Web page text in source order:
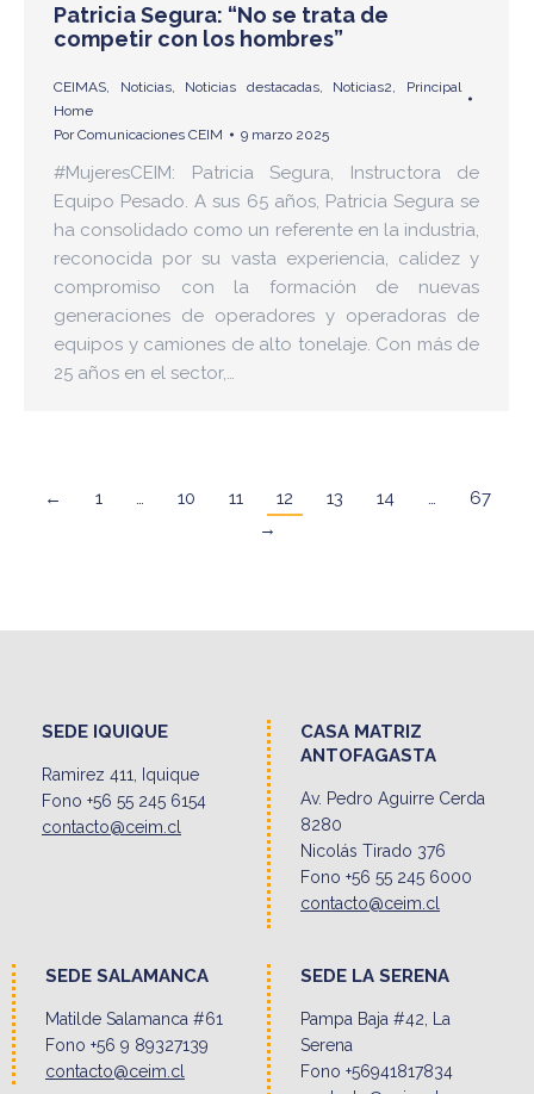
Patricia Segura: “No se trata de
competir con los hombres”
CEIMAS Noticias, Noticias destacadas, Noticias2
Principal
Home
PorComunicaciones CEIM 9 marzo 2025
#MujeresCEIM: Patricia Segura, Instructora de
Equipo Pesado. A sus 65 años, Patricia Segura se
ha consolidado como un referente en la industria,
reconocida por su vasta experiencia, calidez y
compromiso con la formación de nuevas
generaciones de operadores y operadoras de
equipos y camiones de alto tonelaje. Con más de
25 años en el sector,…
← 1 10 11 12 13 14
67
→
SEDE IQUIQUE
Ramirez 411, Iquique
Fono +56 55 245 6154
contacto@ceim.cl
CASA MATRIZ
ANTOFAGASTA
Av. Pedro Aguirre Cerda
8280
Nicolás Tirado 376
Fono +56 55 245 6000
contacto@ceim.cl
SEDE SALAMANCA
Matilde Salamanca #61
Fono +56 9 89327139
contacto@ceim.cl
SEDE LA SERENA
Pampa Baja #42, La
Serena
Fono +56941817834